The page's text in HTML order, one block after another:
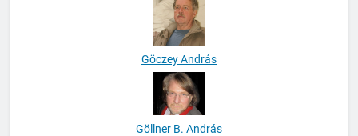
Göczey András
Göllner B. András